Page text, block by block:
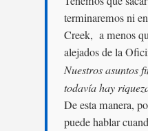
terminaremos ni
Creek, a menos
alejados de la
Nuestros asuntos
todavía hay
De esta manera,
puede hablar